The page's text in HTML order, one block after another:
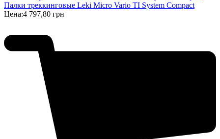
Палки треккинговые Leki Micro Vario TI System Compact
Цена:4 797,80 грн